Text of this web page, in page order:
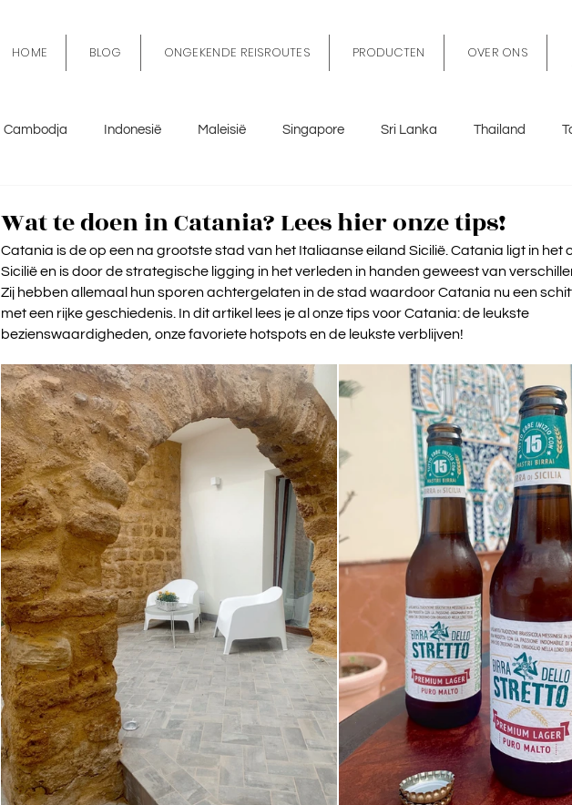
HOME BLOG ONGEKENDE REISROUTES PRODUCTEN OVER ONS
Cambodja Indonesië Maleisië Singapore Sri Lanka Thailand
Wat te doen in Catania? Lees hier onze tips!
Catania is de op een na grootste stad van het Italiaanse eiland Sicilië. Catania ligt in het
Sicilië en is door de strategische ligging in het verleden in handen geweest van
Zij hebben allemaal hun sporen achtergelaten in de stad waardoor Catania nu een
met een rijke geschiedenis. In dit artikel lees je al onze tips voor Catania: de leukste
bezienswaardigheden, onze favoriete hotspots en de leukste verblijven!